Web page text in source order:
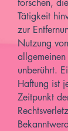
forschen,
Tätigkeit
zur
Nutzung
unberührt.
Haftung ist
Zeitpunkt